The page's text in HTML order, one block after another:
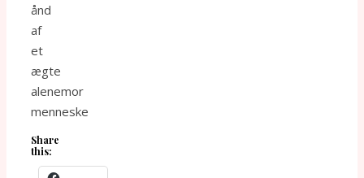
ånd
af
et
ægte
alenemor
menneske
Share
this: